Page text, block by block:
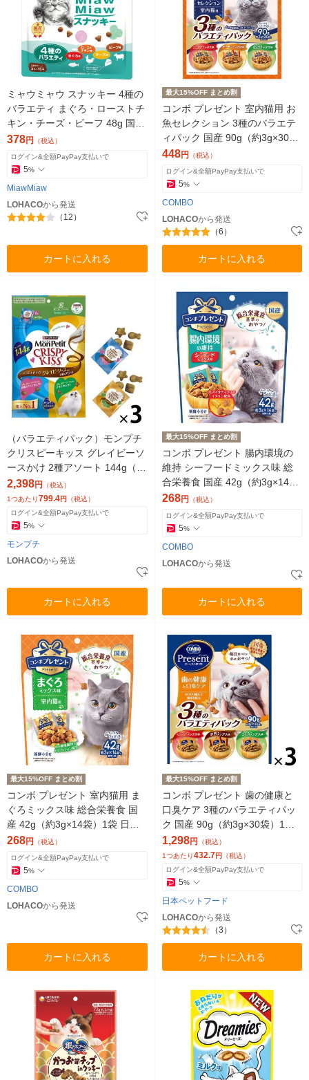
ミャウミャウ スナッキー 4種の
バラエティ まぐろ・ローストチ
キン・チーズ・ビーフ 48g 国産
（3g×16袋）1袋 猫用 おやつ
378円 （税込）
ログイン&全額PayPay支払いで
5%
MiawMiaw
LOHACOから発送
（12）
カートに入れる
最大15%OFF まとめ割
コンボ プレゼント 室内猫用 お
魚セレクション 3種のバラエテ
ィパック 国産 90g（約3g×30
袋）1袋 猫用 おやつ
448円 （税込）
ログイン&全額PayPay支払いで
5%
COMBO
LOHACOから発送
（6）
カートに入れる
（バラエティパック）モンプチ
クリスピーキッス グレイビーソ
ースかけ 2種アソート 144g（6
g×24袋）3袋 猫用 おやつ
2,398円 （税込）
1つあたり799.4円 （税込）
ログイン&全額PayPay支払いで
5%
モンプチ
LOHACOから発送
カートに入れる
最大15%OFF まとめ割
コンボ プレゼント 腸内環境の
維持 シーフードミックス味 総
合栄養食 国産 42g（約3g×14
袋）1袋 猫用 おやつ 新商品
268円 （税込）
ログイン&全額PayPay支払いで
5%
COMBO
LOHACOから発送
カートに入れる
最大15%OFF まとめ割
コンボ プレゼント 室内猫用 ま
ぐろミックス味 総合栄養食 国
産 42g（約3g×14袋）1袋 日本
ペットフード 猫用 おやつ
268円 （税込）
ログイン&全額PayPay支払いで
5%
COMBO
LOHACOから発送
カートに入れる
最大15%OFF まとめ割
コンボ プレゼント 歯の健康と
口臭ケア 3種のバラエティパッ
ク 国産 90g（約3g×30袋）1セ
ット（1袋×3）日本ペットフー
ド
1,298円
（税込）
1つあたり432.7 円 （税込）
ログイン&全額PayPay支払いで
5%
日本ペットフード
LOHACOから発送
（3）
カートに入れる